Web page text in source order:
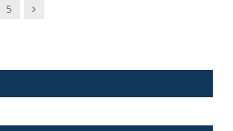
5 Next